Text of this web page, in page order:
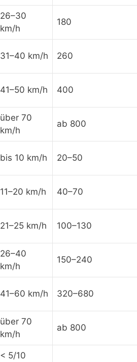
26–30
km/h
180
31–40 km/h 260
41–50 km/h 400
über 70
km/h
ab 800
bis 10 km/h 20–50
11–20 km/h 40–70
21–25 km/h 100–130
26–40
km/h
150–240
41–60 km/h 320–680
über 70
km/h
ab 800
< 5/10